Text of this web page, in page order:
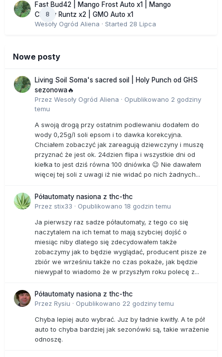
8
Fast Bud42 | Mango Frost Auto x1 | Mango
Cherry Runtz x2 | GMO Auto x1
Wesoły Ogród Aliena · Started 28 Lipca
Nowe posty
Living Soil Soma's sacred soil | Holy Punch od GHS
sezonowa🔥
Przez Wesoły Ogród Aliena · Opublikowano 2 godziny
temu
A swoją drogą przy ostatnim podlewaniu dodałem do
wody 0,25g/l soli epsom i to dawka korekcyjna.
Chciałem zobaczyć jak zareagują dziewczyny i muszę
przyznać że jest ok. 24dzien flipa i wszystkie dni od
kiełka to jest dziś równa 100 dniówka 😉 Nie dawałem
więcej tej soli z uwagi iż nie widać po nich żadnych...
Półautomaty nasiona z thc-thc
Przez stix33 · Opublikowano 18 godzin temu
Ja pierwszy raz sadze półautomaty, z tego co się
naczytalem na ich temat to mają szybciej dojść o
miesiąc niby dlatego się zdecydowałem także
zobaczymy jak to będzie wyglądać, producent pisze ze
zbiór we wrześniu także no czas pokaże, jak będzie
niewypał to wiadomo że w przyszłym roku polecę z...
Półautomaty nasiona z thc-thc
Przez Rysiu · Opublikowano 22 godziny temu
Chyba lepiej auto wybrać. Juz by ładnie kwitły. A te pół
auto to chyba bardziej jak sezonówki są, takie wrażenie
odnoszę.